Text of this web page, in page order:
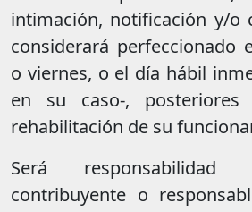
intimación, notificación y/o
considerará perfeccionado
o viernes, o el día hábil
en su caso-,
rehabilitación de su
Será responsabilidad
contribuyente o